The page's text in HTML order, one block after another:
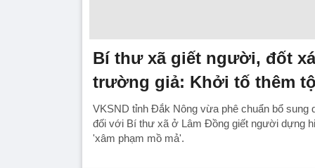
Bí thư xã giết người, đốt
trường giả: Khởi tố thêm
VKSND tỉnh Đắk Nông vừa phê chuẩn bổ sung
đối với Bí thư xã ở Lâm Đồng giết người dựng
'xâm phạm mồ mả'.